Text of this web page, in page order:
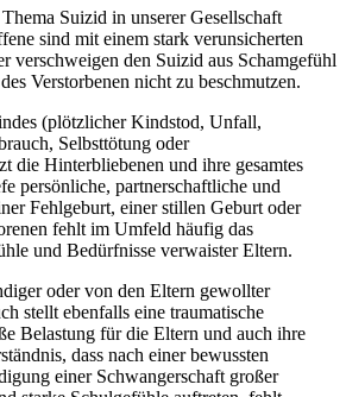
Suizid in unserer Gesellschaft
sind mit einem stark verunsicherten
verschweigen den Suizid aus Schamgefühl
Verstorbenen nicht zu beschmutzen.
(plötzlicher Kindstod, Unfall,
Selbsttötung oder
die Hinterbliebenen und ihre gesamtes
persönliche, partnerschaftliche und
Fehlgeburt, einer stillen Geburt oder
fehlt im Umfeld häufig das
und Bedürfnisse verwaister Eltern.
oder von den Eltern gewollter
stellt ebenfalls eine traumatische
Belastung für die Eltern und auch ihre
dass nach einer bewussten
einer Schwangerschaft großer